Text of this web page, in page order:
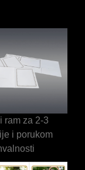
ram za 2-3
i porukom